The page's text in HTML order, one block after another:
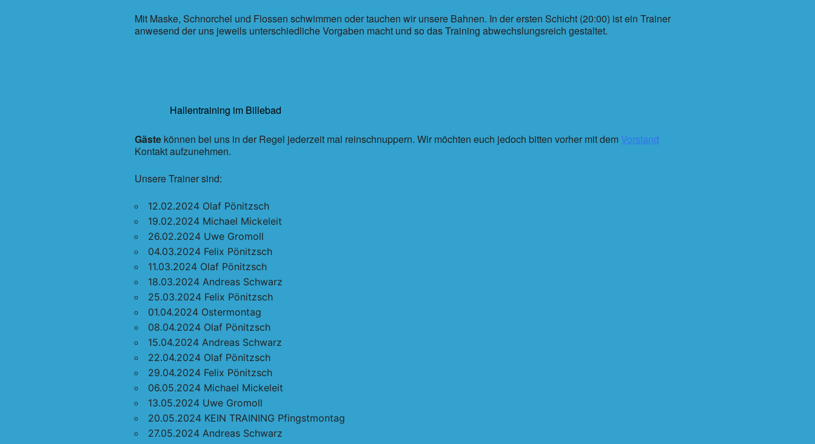
Mit Maske, Schnorchel und Flossen schwimmen oder tauchen wir unsere Bahnen. In der ersten Schicht (20:00) ist ein Trainer
anwesend der uns jeweils unterschiedliche Vorgaben macht und so das Training abwechslungsreich gestaltet.
Hallentraining im Billebad
Gäste können bei uns in der Regel jederzeit mal reinschnuppern. Wir möchten euch jedoch bitten vorher mit dem Vorstand
Kontakt aufzunehmen.
Unsere Trainer sind:
12.02.2024 Olaf Pönitzsch
19.02.2024 Michael Mickeleit
26.02.2024 Uwe Gromoll
04.03.2024 Felix Pönitzsch
11.03.2024 Olaf Pönitzsch
18.03.2024 Andreas Schwarz
25.03.2024 Felix Pönitzsch
01.04.2024 Ostermontag
08.04.2024 Olaf Pönitzsch
15.04.2024 Andreas Schwarz
22.04.2024 Olaf Pönitzsch
29.04.2024 Felix Pönitzsch
06.05.2024 Michael Mickeleit
13.05.2024 Uwe Gromoll
20.05.2024 KEIN TRAINING Pfingstmontag
27.05.2024 Andreas Schwarz